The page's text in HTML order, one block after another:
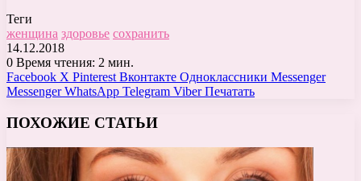
Теги
женщина здоровье сохранить
14.12.2018
0 Время чтения: 2 мин.
Facebook X Pinterest Вконтакте Одноклассники Messenger
Messenger WhatsApp Telegram Viber Печатать
ПОХОЖИЕ СТАТЬИ